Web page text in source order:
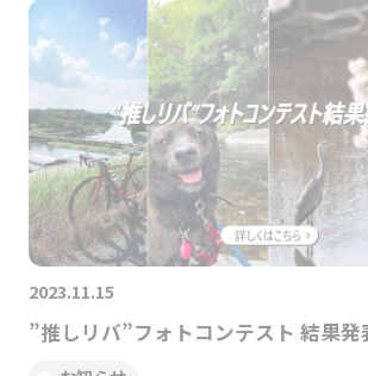
2023.11.15
”推しリバ”フォトコンテスト 結果発